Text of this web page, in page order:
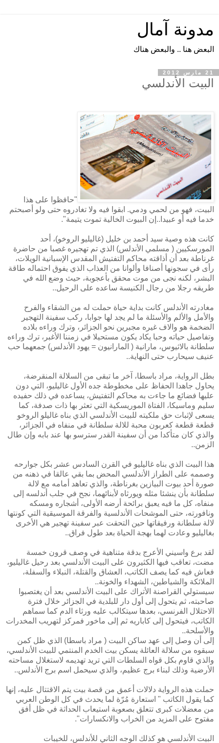
مدونة آمال
البعض هنا .. والبعض هناك
21 مارس 2012
البيت الأندلسي
"حافظوا على هذا
البيت، فهو من لحمي ودمي. ابقوا فيه ولا تغادروه حتى ولو أصبحتم
خدما فيه أو عبيدا..إن البيوت الخالية تموت يتيمة".
كانت هذه وصية سيد أحمد بن خليل (غاليليو الروخو)، أحد
المورسكيين ( مسلمي الأندلس) الذي تم تهجيره غصبا من حاضرة
غرناطة بعد أن أذاقته محاكم التفتيش المقدس الإسبانية الويلات،
رأى في سجونها أصنافا وألوانا من العذاب الذي يفوق احتماله طاقة
البشر، لكنه نجى من موت محقق بأعجوبة، حيث وضع الله في
طريقه رجلا من رجال الكنيسة ساعده على الرحيل..
مغادرته الأندلس كانت بداية حياة حملت له من الشقاء والفرح
والأمل والألم والأسئلة ما لم يجد لها جوابا، ركب سفينة التهجير
الضخمة هو والاف غيره مجبرين نحو الجزائر، وترك وراءه بلاده
وتفاصيل حياته وحبا يكاد يكون مستحيلا في زمننا الأغبر، ترك وراءه
سلطانة بالاثيوس، مارانية ( المارانيون = يهود الأندلس) جمعهما حب
عنيف سيحارب حتى النهاية..
بطل الرواية، مراد باسطا، آخر ما تبقى من السلالة المنقرضة،
يحاول جاهدا الحفاظ على مخطوطة جده الأول غاليليو، التي دون
عليها فضائع ما جاءت به محاكم التفتيش، يساعده في ذلك حفيده
سليم وماسيكا، الفتاة الموريسكية التي تعثر بها ذات صدفة، كما
يسعى لإثبات حق ملكيته للبيت الأندلسي الذي بناه غاليلو الروخو
قطعة قطعة كعربون محبة للالة سلطانة في منفاه في الجزائر،
والذي كان متأكدا من أن سفينة القدر سترسو بها عند بابه وإن طال
الزمن..
هذا البيت الذي بناه غاليليو في القرن السادس عشر بكل جوارحه
وصممه على الطراز الأندلسي المحض بما بقي عالقا في ذهنه من
صورة أحد بيوت البيازين بغرناطة، والذي تعاهد أمامه مع لالة
سلطانة بأن ينشئا مثله ويورثاه لأبنائهما، نجح في جلب أندلسه إلى
منفاه، كل ما فيه يعبق برائحة أرضه الأولى، أشجاره ومسكه
ونافورته، حتى الموشحات الأندلسية والفرقة الموسيقية التي كونتها
لالة سلطانة ورفيقاتها حين التحقت عبر سفينة تهجير هي الأخرى
بغاليليو وعادت لهما بهجة الحياة بعد طول فراق..
لقد برع واسيني الأعرج بدقة متناهية في وصف قرون خمسة
مضت، تعاقب فيها الكثيرون على البيت الأندلسي بعد رحيل غاليليو،
فعاش فيه كما يصف الكاتب، العشاق والقتلة، النبلاء والسفلة،
الملائكة والشياطين، الشهداء والخونة..
سيستولي القراصنة الأتراك على البيت الأندلسي بعد أن يغتصبوا
صاحبته، ثم يتحول إلى أول دار للبلدية في الجزائر خلال فترة
الاحتلال الفرنسي، بعدها سيتكالب عليه ورثاء الدم كما سماهم
الكاتب، فيتحول إلى كاباريه ثم إلى ماخور فمركز لتهريب المخدرات
والأسلحة..
إلى أن وصل إلى عهد ساكن البيت ( مراد باسطا) الذي ظل كمن
سبقوه من سلالة العائلة يسكن بيت الخدم المنتمي للبيت الأندلسي،
والذي قاوم بكل قواه السلطات التي تريد تهديمه لاستغلال مساحته
الأرضية وذلك لبناء برج عظيم، والذي سيحمل اسم برج الأندلس..
حملت هذه الرواية دلالات أعمق من قصة بيت يتم الاقتتال عليه، إنها
كما يقول الكاتب " استعارة مُرّة لما يحدث في كل الوطن العربي
من معضلات كبرى تتعلق بصعوبة استيعاب الحداثة في ظل أفق
مفتوح على المزيد من الخراب والانكسارات".
البيت الأندلسي هو كذلك الوجه الثاني للأندلس، للخيبات